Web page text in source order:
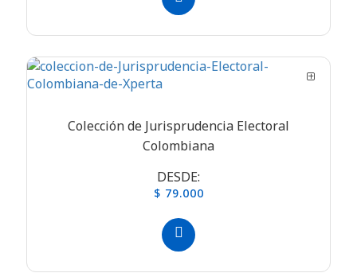
Colección de Jurisprudencia Electoral
Colombiana
DESDE:
$ 79.000